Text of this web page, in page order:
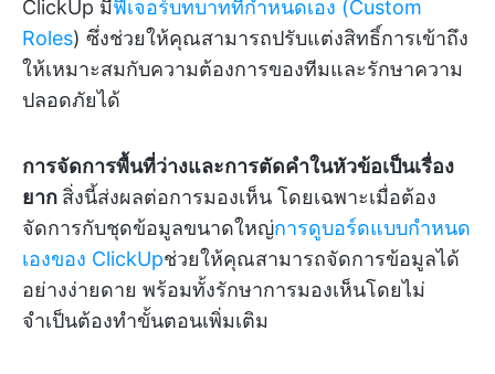
ClickUp มีฟีเจอร์บทบาทที่กำหนดเอง (Custom
Roles) ซึ่งช่วยให้คุณสามารถปรับแต่งสิทธิ์การเข้าถึง
ให้เหมาะสมกับความต้องการของทีมและรักษาความ
ปลอดภัยได้
การจัดการพื้นที่ว่างและการตัดคำในหัวข้อเป็นเรื่อง
ยาก สิ่งนี้ส่งผลต่อการมองเห็น โดยเฉพาะเมื่อต้อง
จัดการกับชุดข้อมูลขนาดใหญ่การดูบอร์ดแบบกำหนด
เองของ ClickUpช่วยให้คุณสามารถจัดการข้อมูลได้
อย่างง่ายดาย พร้อมทั้งรักษาการมองเห็นโดยไม่
จำเป็นต้องทำขั้นตอนเพิ่มเติม